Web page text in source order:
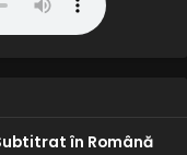
în Română